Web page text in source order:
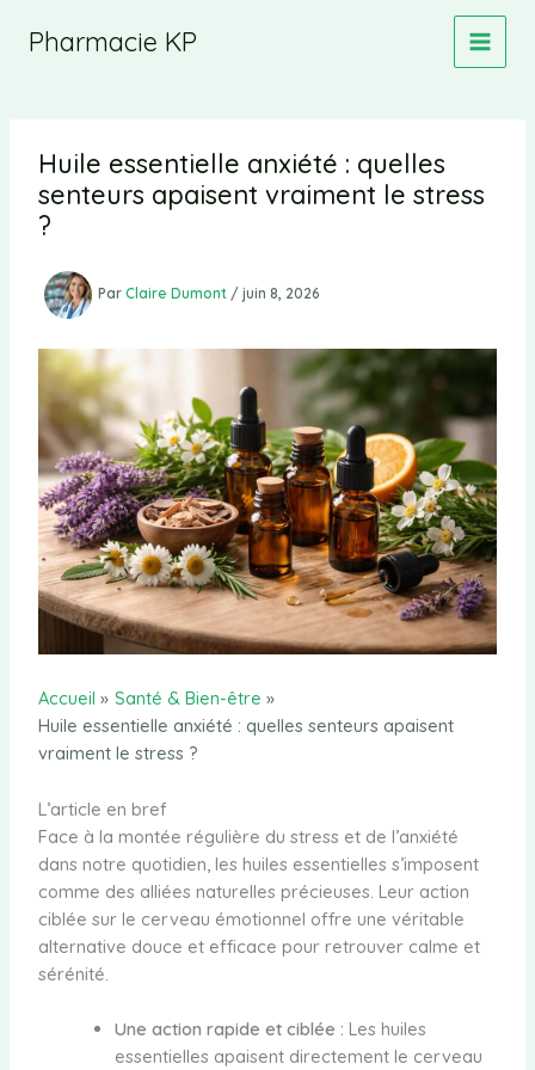
Pharmacie KP
Huile essentielle anxiété : quelles
senteurs apaisent vraiment le stress
?
Par Claire Dumont / juin 8, 2026
Accueil
Santé & Bien-être
Huile essentielle anxiété : quelles senteurs apaisent
vraiment le stress ?
L’article en bref
Face à la montée régulière du stress et de l’anxiété
dans notre quotidien, les huiles essentielles s’imposent
comme des alliées naturelles précieuses. Leur action
ciblée sur le cerveau émotionnel offre une véritable
alternative douce et efficace pour retrouver calme et
sérénité.
Une action rapide et ciblée : Les huiles
essentielles apaisent directement le cerveau